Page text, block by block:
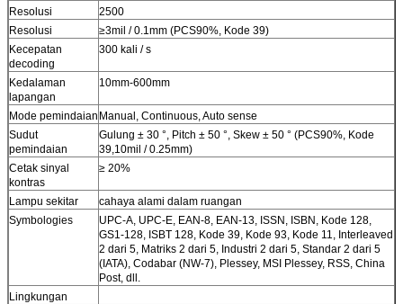
Resolusi
2500
Resolusi
≥3mil / 0.1mm (PCS90%, Kode 39)
Kecepatan
decoding
300 kali / s
Kedalaman
lapangan
10mm-600mm
Mode pemindaian Manual, Continuous, Auto sense
Sudut
pemindaian
Gulung ± 30 °, Pitch ± 50 °, Skew ± 50 ° (PCS90%, Kode
39,10mil / 0.25mm)
Cetak sinyal
kontras
≥ 20%
Lampu sekitar
cahaya alami dalam ruangan
Symbologies
UPC-A, UPC-E, EAN-8, EAN-13, ISSN, ISBN, Kode 128,
GS1-128, ISBT 128, Kode 39, Kode 93, Kode 11, Interleaved
2 dari 5, Matriks 2 dari 5, Industri 2 dari 5, Standar 2 dari 5
(IATA), Codabar (NW-7), Plessey, MSI Plessey, RSS, China
Post, dll.
Lingkungan